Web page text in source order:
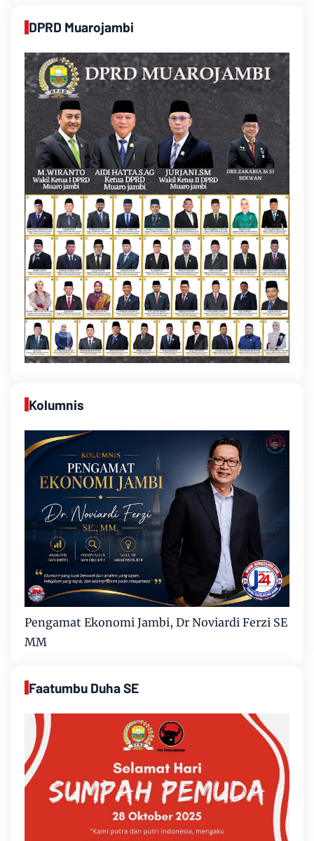
DPRD Muarojambi
Kolumnis
Pengamat Ekonomi Jambi, Dr Noviardi Ferzi SE
MM
Faatumbu Duha SE